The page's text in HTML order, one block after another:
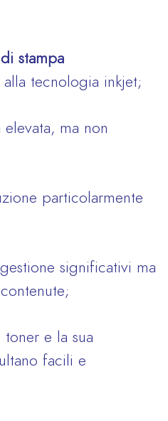
stampa
alla tecnologia inkjet;
ma non
particolarmente
significativi ma
toner e la sua
facili e